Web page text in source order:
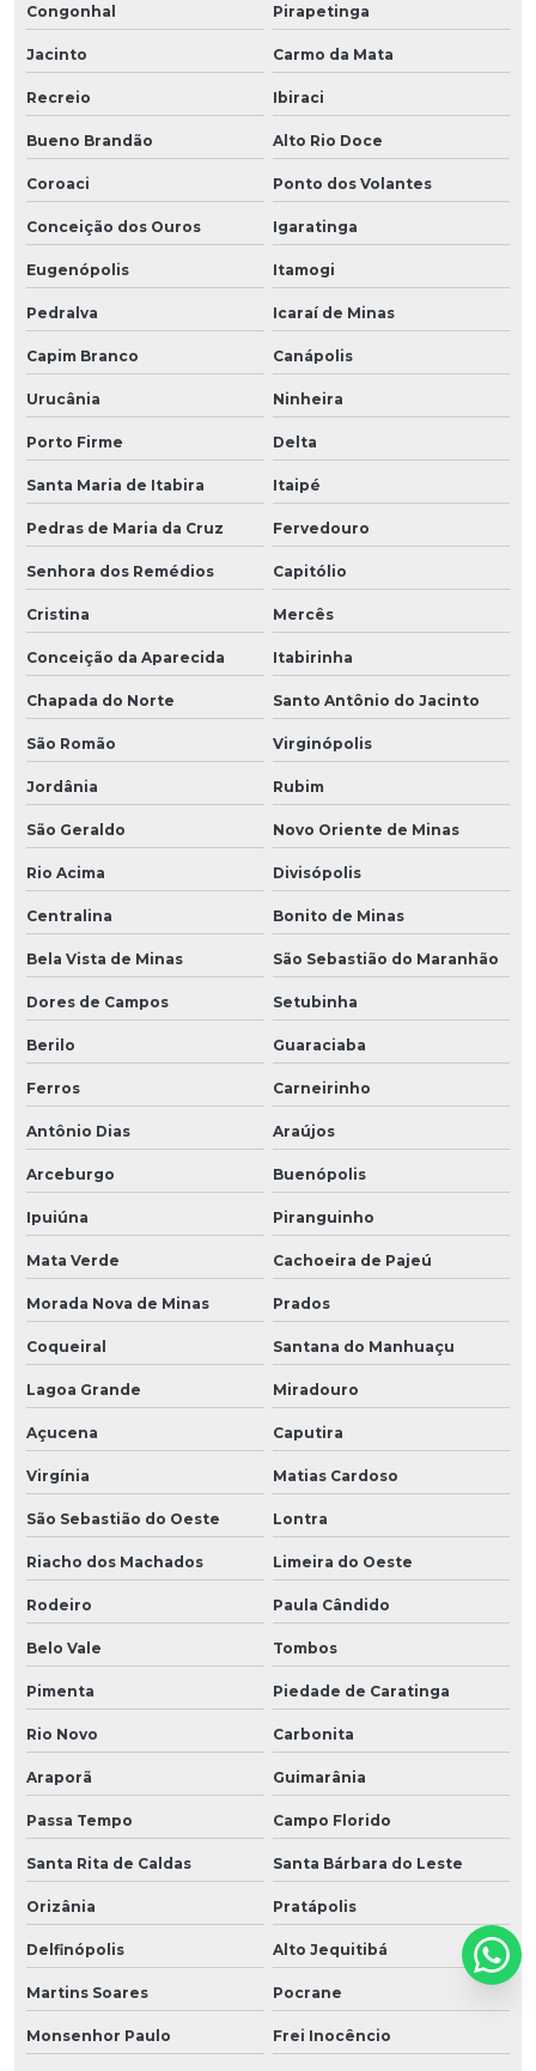
Congonhal Pirapetinga
Jacinto Carmo da Mata
Recreio Ibiraci
Bueno Brandão Alto Rio Doce
Coroaci Ponto dos Volantes
Conceição dos Ouros Igaratinga
Eugenópolis Itamogi
Pedralva Icaraí de Minas
Capim Branco Canápolis
Urucânia Ninheira
Porto Firme Delta
Santa Maria de Itabira Itaipé
Pedras de Maria da Cruz Fervedouro
Senhora dos Remédios Capitólio
Cristina Mercês
Conceição da Aparecida Itabirinha
Chapada do Norte Santo Antônio do Jacinto
São Romão Virginópolis
Jordânia Rubim
São Geraldo Novo Oriente de Minas
Rio Acima Divisópolis
Centralina Bonito de Minas
Bela Vista de Minas São Sebastião do Maranhão
Dores de Campos Setubinha
Berilo Guaraciaba
Ferros Carneirinho
Antônio Dias Araújos
Arceburgo Buenópolis
Ipuiúna Piranguinho
Mata Verde Cachoeira de Pajeú
Morada Nova de Minas Prados
Coqueiral Santana do Manhuaçu
Lagoa Grande Miradouro
Açucena Caputira
Virgínia Matias Cardoso
São Sebastião do Oeste Lontra
Riacho dos Machados Limeira do Oeste
Rodeiro Paula Cândido
Belo Vale Tombos
Pimenta Piedade de Caratinga
Rio Novo Carbonita
Araporã Guimarânia
Passa Tempo Campo Florido
Santa Rita de Caldas Santa Bárbara do Leste
Orizânia Pratápolis
Delfinópolis Alto Jequitibá
Martins Soares Pocrane
Monsenhor Paulo Frei Inocêncio